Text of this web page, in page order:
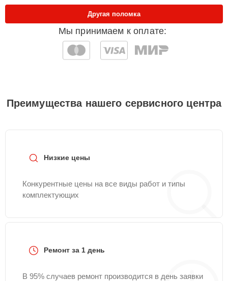
Мы принимаем к оплате:
Другая поломка
Преимущества нашего сервисного центра
Низкие цены
Конкурентные цены на все виды работ и типы
комплектующих
Ремонт за 1 день
В 95% случаев ремонт производится в день заявки